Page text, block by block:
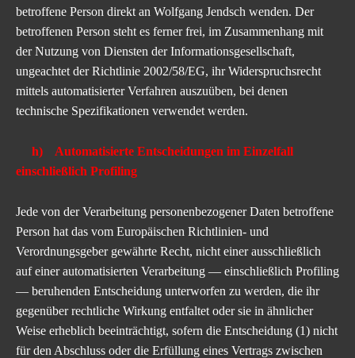
betroffene Person direkt an Wolfgang Jendsch wenden. Der
betroffenen Person steht es ferner frei, im Zusammenhang mit
der Nutzung von Diensten der Informationsgesellschaft,
ungeachtet der Richtlinie 2002/58/EG, ihr Widerspruchsrecht
mittels automatisierter Verfahren auszuüben, bei denen
technische Spezifikationen verwendet werden.
h) Automatisierte Entscheidungen im Einzelfall
einschließlich Profiling
Jede von der Verarbeitung personenbezogener Daten betroffene
Person hat das vom Europäischen Richtlinien- und
Verordnungsgeber gewährte Recht, nicht einer ausschließlich
auf einer automatisierten Verarbeitung — einschließlich Profiling
— beruhenden Entscheidung unterworfen zu werden, die ihr
gegenüber rechtliche Wirkung entfaltet oder sie in ähnlicher
Weise erheblich beeinträchtigt, sofern die Entscheidung (1) nicht
für den Abschluss oder die Erfüllung eines Vertrags zwischen